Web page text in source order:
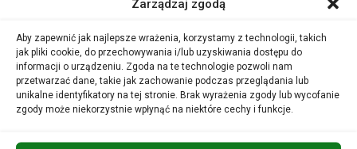
Zarządzaj zgodą
Aby zapewnić jak najlepsze wrażenia, korzystamy z technologii, takich
jak pliki cookie, do przechowywania i/lub uzyskiwania dostępu do
informacji o urządzeniu. Zgoda na te technologie pozwoli nam
przetwarzać dane, takie jak zachowanie podczas przeglądania lub
unikalne identyfikatory na tej stronie. Brak wyrażenia zgody lub wycofanie
zgody może niekorzystnie wpłynąć na niektóre cechy i funkcje.